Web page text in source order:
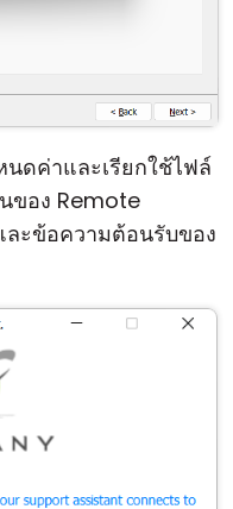
ดค่าและเรียกใช้ไฟล์
ของ Remote
ะข้อความต้อนรับของ